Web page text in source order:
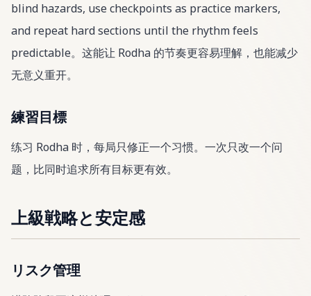
blind hazards, use checkpoints as practice markers,
and repeat hard sections until the rhythm feels
predictable。这能让 Rodha 的节奏更容易理解，也能减少
无意义重开。
練習目標
练习 Rodha 时，每局只修正一个习惯。一次只改一个问
题，比同时追求所有目标更有效。
上級戦略と安定感
リスク管理